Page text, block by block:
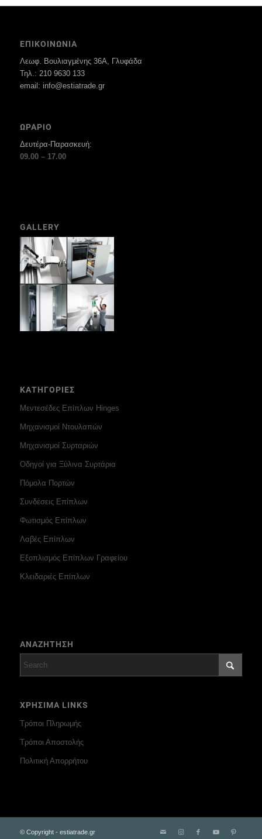
ΕΠΙΚΟΙΝΩΝΙΑ
Λεωφ. Βουλιαγμένης 36Α, Γλυφάδα
Τηλ.: 210 9630 133
email: info@estiatrade.gr
ΩΡΑΡΙΟ
Δευτέρα-Παρασκευή:
09.00 – 17.00
GALLERY
ΚΑΤΗΓΟΡΙΕΣ
Μεντεσέδες Επίπλων Hinges
Μηχανισμοί Ντουλαπών
Μηχανισμοί Συρταριών
Οδηγοί για Ξύλινα Συρτάρια
Πόμολα Πορτών
Συνδέσεις Επίπλων
Φωτισμός Επίπλων
Λαβές Επίπλων
Εξοπλισμός Επίπλων Γραφείου
Κλειδαριές Επίπλων
ΑΝΑΖΗΤΗΣΗ
ΧΡΗΣΙΜΑ LINKS
Τρόποι Πληρωμής
Τρόποι Αποστολής
Πολιτική Απορρήτου
© Copyright - estiatrade.gr